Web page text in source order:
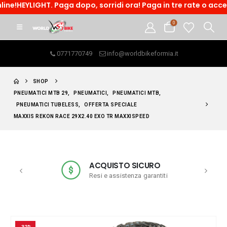
Paga dopo, sorridi ora! Paga in tre rate o
0
0771770749 info@worldbikeformia.it
SHOP
PNEUMATICI MTB 29 PNEUMATICI PNEUMATICI MTB
PNEUMATICI TUBELESS OFFERTA SPECIALE
MAXXIS REKON RACE 29X2.40 EXO TR MAXXISPEED
ACQUISTO SICURO
Resi e assistenza garantiti